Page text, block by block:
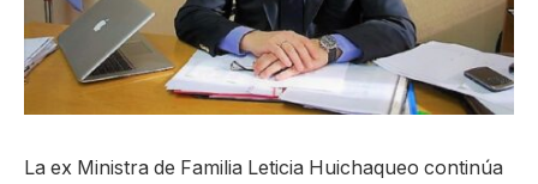
La ex Ministra de Familia Leticia Huichaqueo continúa